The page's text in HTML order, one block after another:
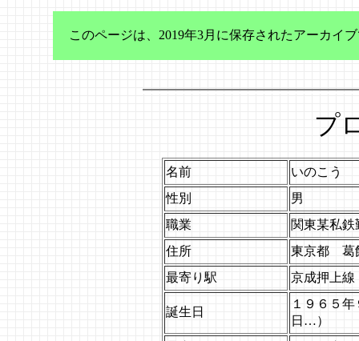
このページは、2019年3月に保存されたアーカイ
プ
名前
いのこう
性別
男
職業
関東某私鉄
住所
東京都 葛
最寄り駅
京成押上
誕生日
１９６５
日…）